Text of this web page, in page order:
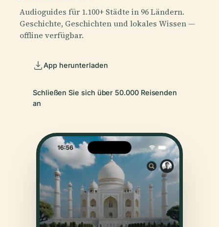
Audioguides für 1.100+ Städte in 96 Ländern.
Geschichte, Geschichten und lokales Wissen —
offline verfügbar.
App herunterladen
Schließen Sie sich über 50.000 Reisenden
an